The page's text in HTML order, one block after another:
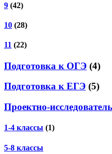
9 (42)
10 (28)
11 (22)
Подготовка к ОГЭ (4)
Подготовка к ЕГЭ (5)
Проектно-
1-4 классы (1)
5-8 классы